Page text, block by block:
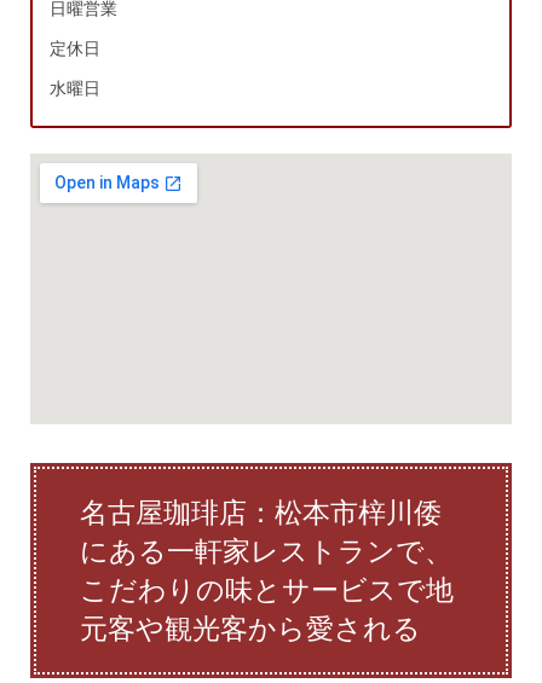
日曜営業
定休日
水曜日
名古屋珈琲店：松本市梓川倭
にある一軒家レストランで、
こだわりの味とサービスで地
元客や観光客から愛される